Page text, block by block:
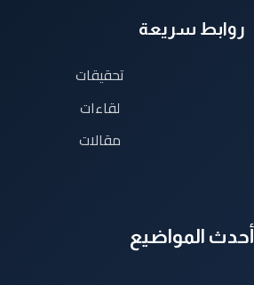
روابط سريعة
تحقيقات
لقاءات
مقالات
أحدث المواضيع